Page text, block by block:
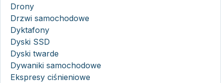
Drony
Drzwi samochodowe
Dyktafony
Dyski SSD
Dyski twarde
Dywaniki samochodowe
Ekspresy ciśnieniowe